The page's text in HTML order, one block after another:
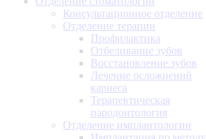
Консультационное отделение
Отделение терапии
Профилактика
Отбеливание зубов
Восстановление зубов
Лечение осложнений
кариеса
Терапевтическая
пародонтология
Отделение имплантологии